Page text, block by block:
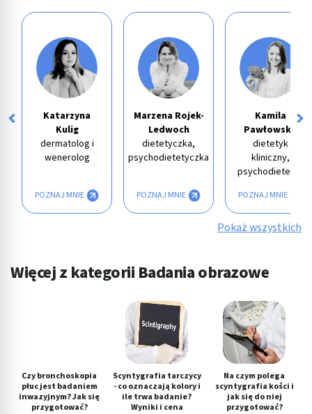
Katarzyna
Kulig
dermatolog i
wenerolog
POZNAJ MNIE
Marzena Rojek-
Ledwoch
dietetyczka,
psychodietetyczka
POZNAJ MNIE
Kamila
Pawłowska
dietetyk
kliniczny,
psychodietetyk
POZNAJ MNIE
Pokaż wszystkich
Więcej z kategorii Badania obrazowe
Czy bronchoskopia
płuc jest badaniem
inwazyjnym? Jak się
przygotować?
Scyntygrafia tarczycy
- co oznaczają kolory i
ile trwa badanie?
Wyniki i cena
Na czym polega
scyntygrafia kości i
jak się do niej
przygotować?